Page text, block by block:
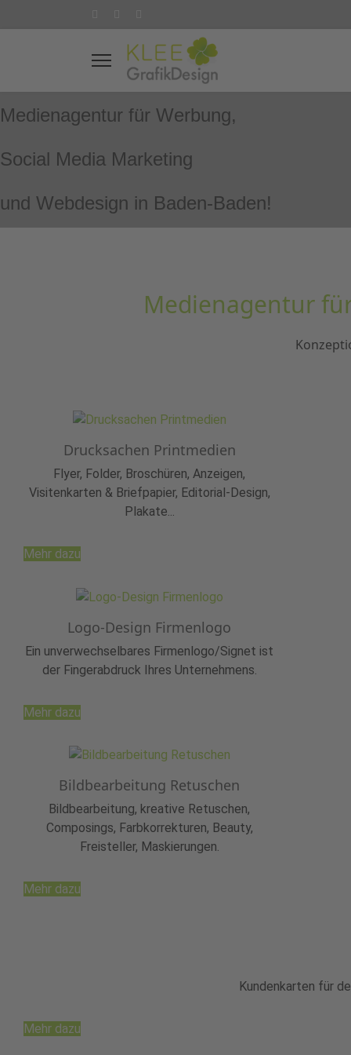
Medienagentur für Werbung,
Social Media Marketing
und Webdesign in Baden-Baden!
Medienagentur
Drucksachen Printmedien
Flyer, Folder, Broschüren, Anzeigen,
Visitenkarten & Briefpapier, Editorial-Design,
Plakate...
Mehr dazu
Logo-Design Firmenlogo
Ein unverwechselbares Firmenlogo/Signet ist
der Fingerabdruck Ihres Unternehmens.
Mehr dazu
Bildbearbeitung Retuschen
Bildbearbeitung, kreative Retuschen,
Composings, Farbkorrekturen, Beauty,
Freisteller, Maskierungen.
Mehr dazu
Kundenkarten für
Mehr dazu